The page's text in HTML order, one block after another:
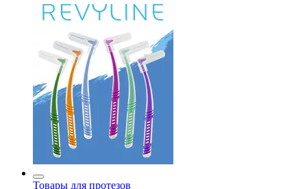
Товары для протезов